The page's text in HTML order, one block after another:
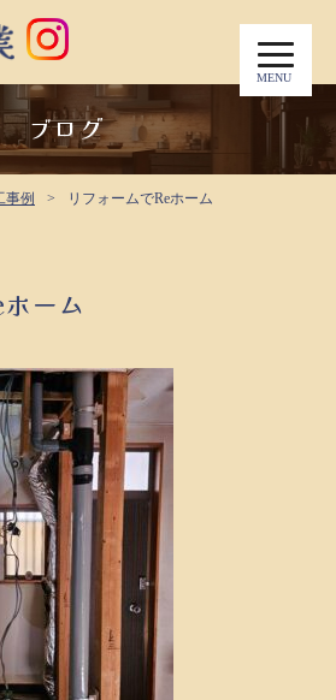
MENU
ブログ
事例 リフォームでReホーム
ーム